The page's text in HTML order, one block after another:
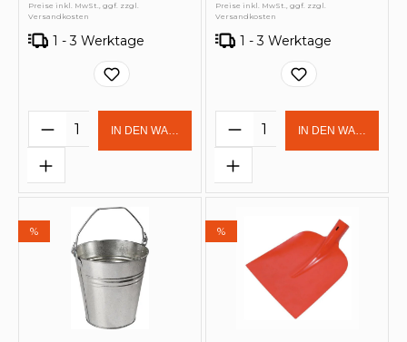
Preise inkl. MwSt., ggf. zzgl.
Versandkosten
1 - 3 Werktage
Produkt Anzahl: Gib den
IN DEN WARENKORB
Preise inkl. MwSt., ggf. zzgl.
Versandkosten
1 - 3 Werktage
Produkt Anzahl:
IN DEN
% %